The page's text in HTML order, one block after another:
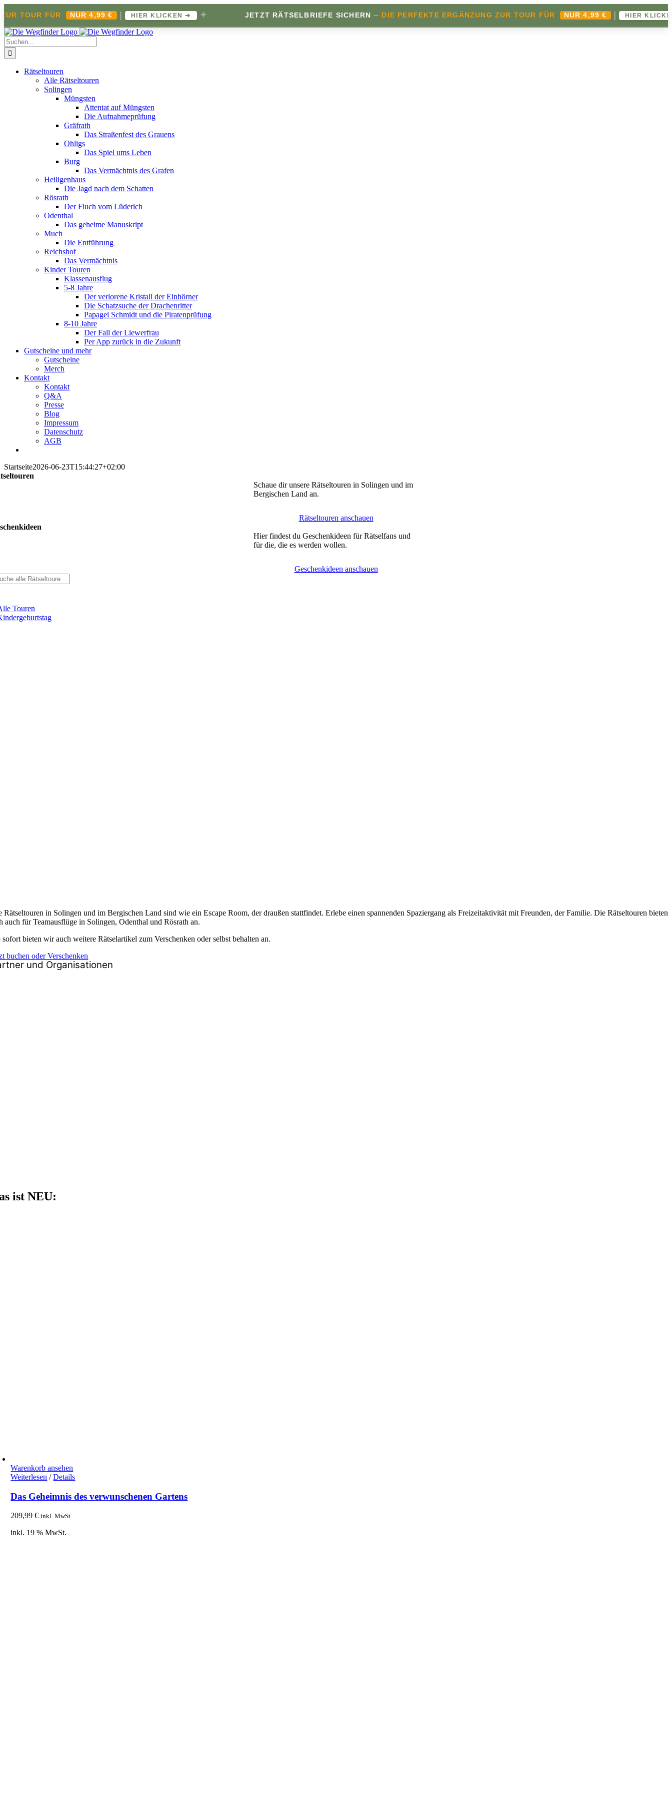
FÜR NUR 4,99 € | HIER KLICKEN ➔ ✦ JETZT RÄTSELBRIEFE SICHERN – DIE PERFEKTE ERGÄNZUNG ZUR TOUR FÜR NUR 4,99 € | HIER KLICKEN ➔
Zum
Inhalt
springen
Suche
nach:
Rätseltouren
Alle Rätseltouren
Solingen
Müngsten
Attentat auf Müngsten
Die Aufnahmeprüfung
Gräfrath
Das Straßenfest des Grauens
Ohligs
Das Spiel ums Leben
Burg
Das Vermächtnis des Grafen
Heiligenhaus
Die Jagd nach dem Schatten
Rösrath
Der Fluch vom Lüderich
Odenthal
Das geheime Manuskript
Much
Die Entführung
Reichshof
Das Vermächtnis
Kinder Touren
Klassenausflug
5-8 Jahre
Der verlorene Kristall der Einhörner
Die Schatzsuche der Drachenritter
Papagei Schmidt und die Piratenprüfung
8-10 Jahre
Der Fall der Liewerfrau
Per App zurück in die Zukunft
Gutscheine und mehr
Gutscheine
Merch
Kontakt
Kontakt
Q&A
Presse
Blog
Impressum
Datenschutz
AGB
Startseite2026-06-23T15:44:27+02:00
Schaue dir unsere Rätseltouren in Solingen und im
Bergischen Land an.
Rätseltouren anschauen
Hier findest du Geschenkideen für Rätselfans und
für die, die es werden wollen.
Geschenkideen anschauen
Touren
Rätseltouren in Solingen und im Bergischen Land sind wie ein Escape Room, der draußen stattfindet. Erlebe einen spannenden Spaziergang als Freizeitaktivität mit Freunden, der Familie. Die Rätseltouren bieten
auch für Teamausflüge in Solingen, Odenthal und Rösrath an.
bieten wir auch weitere Rätselartikel zum Verschenken oder selbst behalten an.
buchen oder Verschenken
und Organisationen
ist NEU:
Warenkorb ansehen
Weiterlesen / Details
Das Geheimnis des verwunschenen Gartens
209,99€ inkl. MwSt.
inkl. 19 % MwSt.